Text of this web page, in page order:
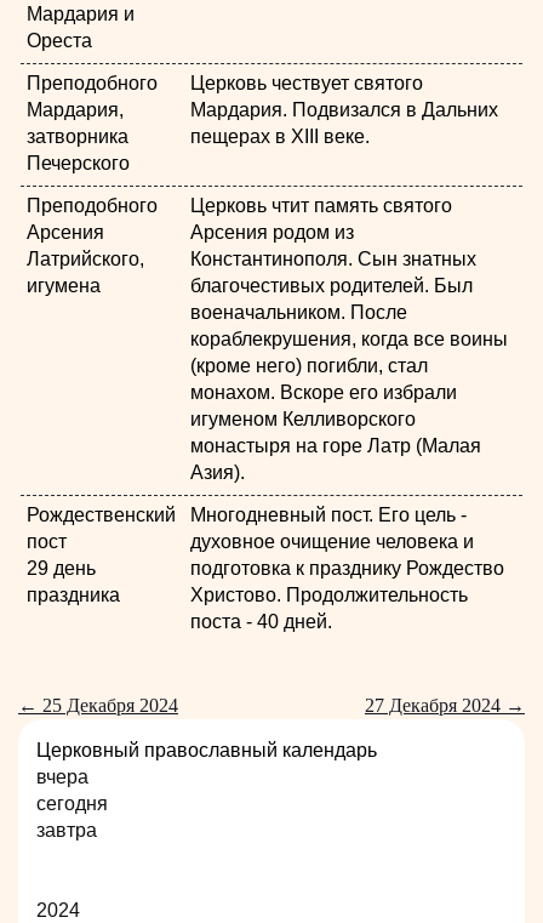
Мардария и
Ореста
Преподобного
Мардария,
затворника
Печерского
Церковь чествует святого
Мардария. Подвизался в Дальних
пещерах в XIII веке.
Преподобного
Арсения
Латрийского,
игумена
Церковь чтит память святого
Арсения родом из
Константинополя. Сын знатных
благочестивых родителей. Был
военачальником. После
кораблекрушения, когда все воины
(кроме него) погибли, стал
монахом. Вскоре его избрали
игуменом Келливорского
монастыря на горе Латр (Малая
Азия).
Рождественский
пост
29 день
праздника
Многодневный пост. Его цель -
духовное очищение человека и
подготовка к празднику Рождество
Христово. Продолжительность
поста - 40 дней.
← 25 Декабря 2024 27 Декабря 2024 →
Церковный православный календарь
вчера
сегодня
завтра
2024